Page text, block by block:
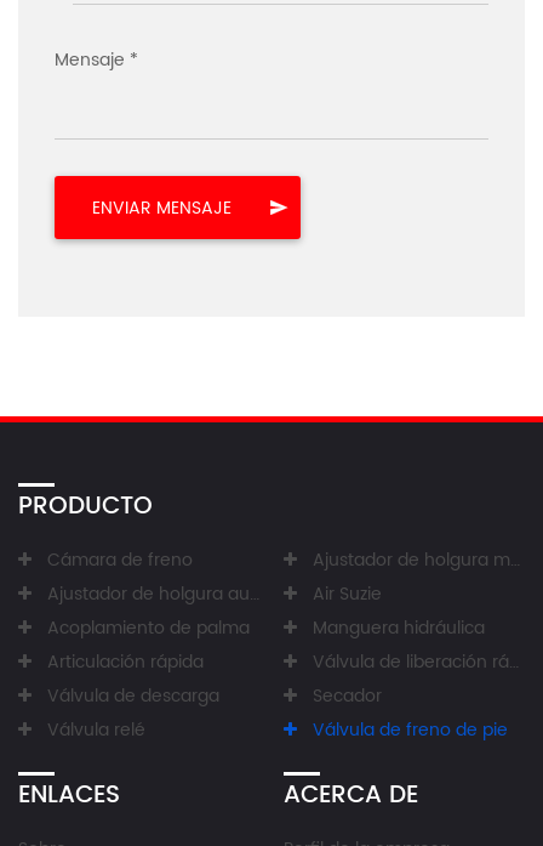
Mensaje *
PRODUCTO
Cámara de freno
Ajustador de holgura manual
Ajustador de holgura automático
Air Suzie
Acoplamiento de palma
Manguera hidráulica
Articulación rápida
Válvula de liberación rápida
Válvula de descarga
Secador
Válvula relé
Válvula de freno de pie
ENLACES ACERCA DE